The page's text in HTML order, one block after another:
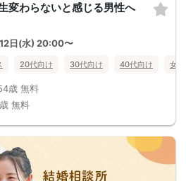
変わらないと感じる男性へ
日(水) 20:00〜
20代向け 30代向け 40代向け 女
歳 無料
無料